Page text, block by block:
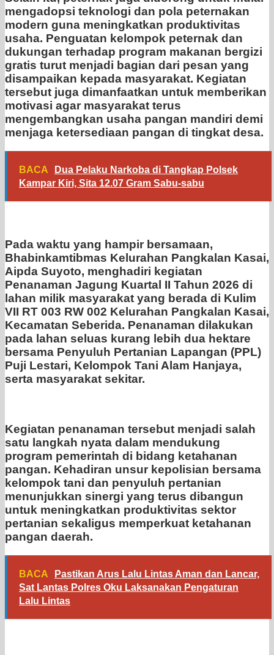
mengadopsi teknologi dan pola peternakan
modern guna meningkatkan produktivitas
usaha. Penguatan kelompok peternak dan
dukungan terhadap program makanan bergizi
gratis turut menjadi bagian dari pesan yang
disampaikan kepada masyarakat. Kegiatan
tersebut juga dimanfaatkan untuk memberikan
motivasi agar masyarakat terus
mengembangkan usaha pangan mandiri demi
menjaga ketersediaan pangan di tingkat desa.
BACA
Dua Pelaku Narkoba di Tangkap Polsek
Kampar Kiri, Sita 12.07 Gram Sabu-sabu
Pada waktu yang hampir bersamaan,
Bhabinkamtibmas Kelurahan Pangkalan Kasai,
Aipda Suyoto, menghadiri kegiatan
Penanaman Jagung Kuartal II Tahun 2026 di
lahan milik masyarakat yang berada di Kulim
VII RT 003 RW 002 Kelurahan Pangkalan Kasai,
Kecamatan Seberida. Penanaman dilakukan
pada lahan seluas kurang lebih dua hektare
bersama Penyuluh Pertanian Lapangan (PPL)
Puji Lestari, Kelompok Tani Alam Hanjaya,
serta masyarakat sekitar.
Kegiatan penanaman tersebut menjadi salah
satu langkah nyata dalam mendukung
program pemerintah di bidang ketahanan
pangan. Kehadiran unsur kepolisian bersama
kelompok tani dan penyuluh pertanian
menunjukkan sinergi yang terus dibangun
untuk meningkatkan produktivitas sektor
pertanian sekaligus memperkuat ketahanan
pangan daerah.
BACA
Pastikan Arus Lalu Lintas Aman dan Lancar,
Sat Lantas Polres Oku Laksanakan Pengaturan
Lalu Lintas